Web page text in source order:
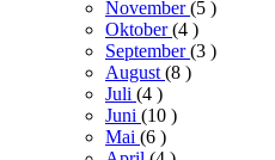
November(5 )
Oktober(4 )
September(3 )
August (8 )
Juli (4 )
Juni (10 )
Mai (6 )